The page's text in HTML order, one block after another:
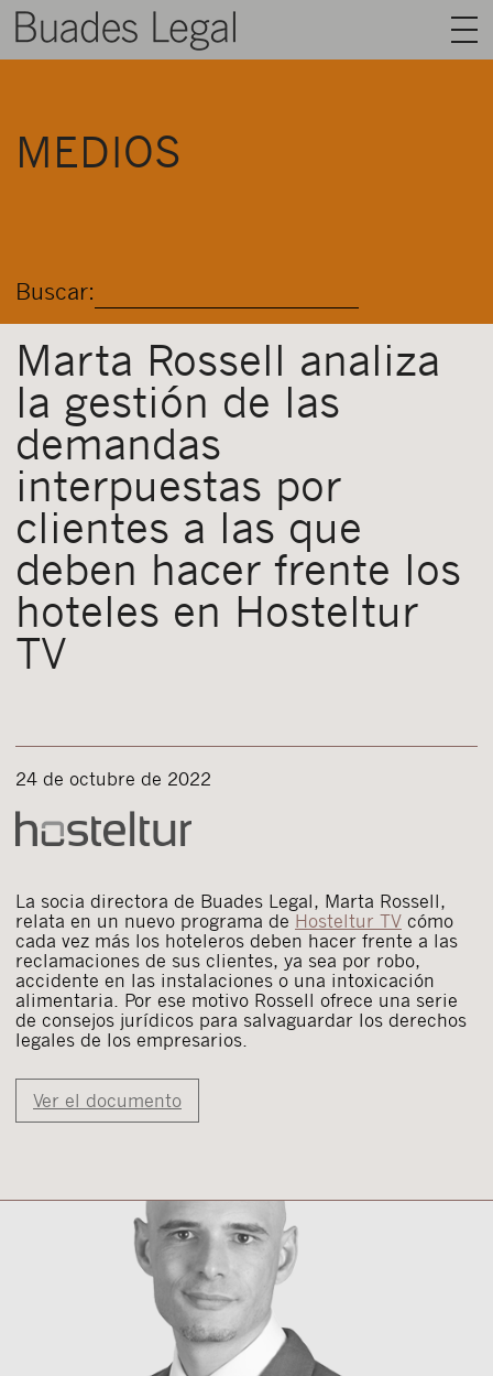
CONTACTO
MEDIOS
Buscar:
Marta Rossell analiza
la gestión de las
demandas
interpuestas por
clientes a las que
deben hacer frente los
hoteles en Hosteltur
TV
24 de octubre de 2022
La socia directora de Buades Legal, Marta Rossell,
relata en un nuevo programa de Hosteltur TV cómo
cada vez más los hoteleros deben hacer frente a las
reclamaciones de sus clientes, ya sea por robo,
accidente en las instalaciones o una intoxicación
alimentaria. Por ese motivo Rossell ofrece una serie
de consejos jurídicos para salvaguardar los derechos
legales de los empresarios.
Ver el documento